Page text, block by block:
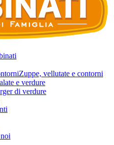
Zuppe, vellutate e contorni
e verdure
di verdure